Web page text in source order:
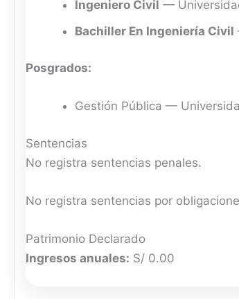
Ingeniero Civil —
Bachiller En Ingeniería Civil
Posgrados:
Gestión Pública —
Sentencias
No registra sentencias penales.
No registra sentencias por
Patrimonio Declarado
Ingresos anuales: S/ 0.00